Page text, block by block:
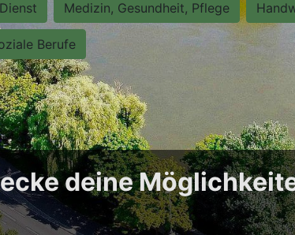
Medizin, Gesundheit, Pflege
Berufe
deine